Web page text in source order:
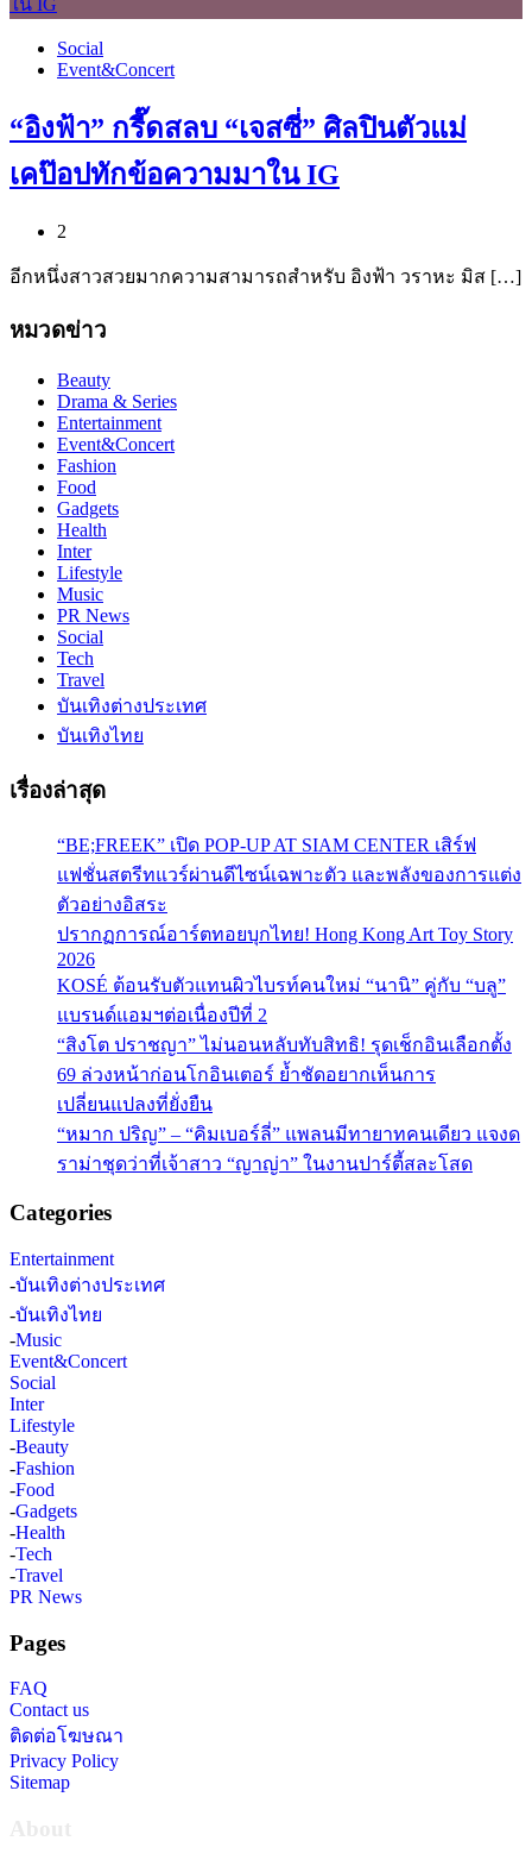
Social
Event&Concert
“อิงฟ้า” กรี๊ดสลบ “เจสซี่” ศิลปินตัวแม่
เคป๊อปทักข้อความมาใน IG
2
อีกหนึ่งสาวสวยมากความสามารถสำหรับ อิงฟ้า วราหะ มิส […]
หมวดข่าว
Beauty
Drama & Series
Entertainment
Event&Concert
Fashion
Food
Gadgets
Health
Inter
Lifestyle
Music
PR News
Social
Tech
Travel
บันเทิงต่างประเทศ
บันเทิงไทย
เรื่องล่าสุด
“BE;FREEK” เปิด POP-UP AT SIAM CENTER เสิร์ฟ
แฟชั่นสตรีทแวร์ผ่านดีไซน์เฉพาะตัว และพลังของการแต่ง
ตัวอย่างอิสระ
ปรากฏการณ์อาร์ตทอยบุกไทย! Hong Kong Art Toy Story
2026
KOSÉ ต้อนรับตัวแทนผิวไบรท์คนใหม่ “นานิ” คู่กับ “บลู”
แบรนด์แอมฯต่อเนื่องปีที่ 2
“สิงโต ปราชญา” ไม่นอนหลับทับสิทธิ! รุดเช็กอินเลือกตั้ง
69 ล่วงหน้าก่อนโกอินเตอร์ ย้ำชัดอยากเห็นการ
เปลี่ยนแปลงที่ยั่งยืน
“หมาก ปริญ” – “คิมเบอร์ลี่” แพลนมีทายาทคนเดียว แจงด
ราม่าชุดว่าที่เจ้าสาว “ญาญ่า” ในงานปาร์ตี้สละโสด
Categories
Entertainment
-บันเทิงต่างประเทศ
-บันเทิงไทย
-Music
Event&Concert
Social
Inter
Lifestyle
-Beauty
-Fashion
-Food
-Gadgets
-Health
-Tech
-Travel
PR News
Pages
FAQ
Contact us
ติดต่อโฆษณา
Privacy Policy
Sitemap